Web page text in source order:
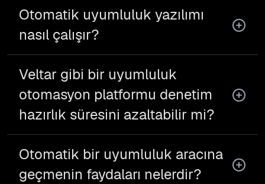
Otomatik uyumluluk yazılımı
nasıl çalışır?
Veltar gibi bir uyumluluk
otomasyon platformu denetim
hazırlık süresini azaltabilir mi?
Otomatik bir uyumluluk aracına
geçmenin faydaları nelerdir?